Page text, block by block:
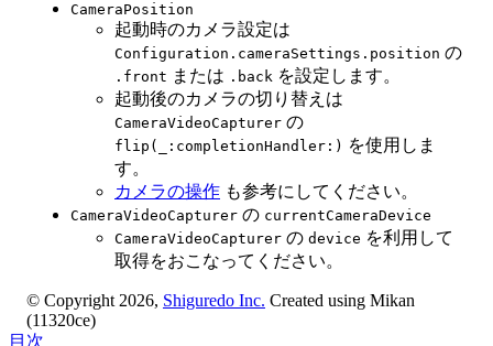
CameraPosition
起動時のカメラ設定は
Configuration.cameraSettings.position の
.front または .back を設定します。
起動後のカメラの切り替えは
CameraVideoCapturer の
flip(_:completionHandler:) を使用しま
す。
カメラの操作 も参考にしてください。
CameraVideoCapturer の currentCameraDevice
CameraVideoCapturer の device を利用して
取得をおこなってください。
© Copyright 2026, Shiguredo Inc. Created using Mikan
(11320ce)
目次